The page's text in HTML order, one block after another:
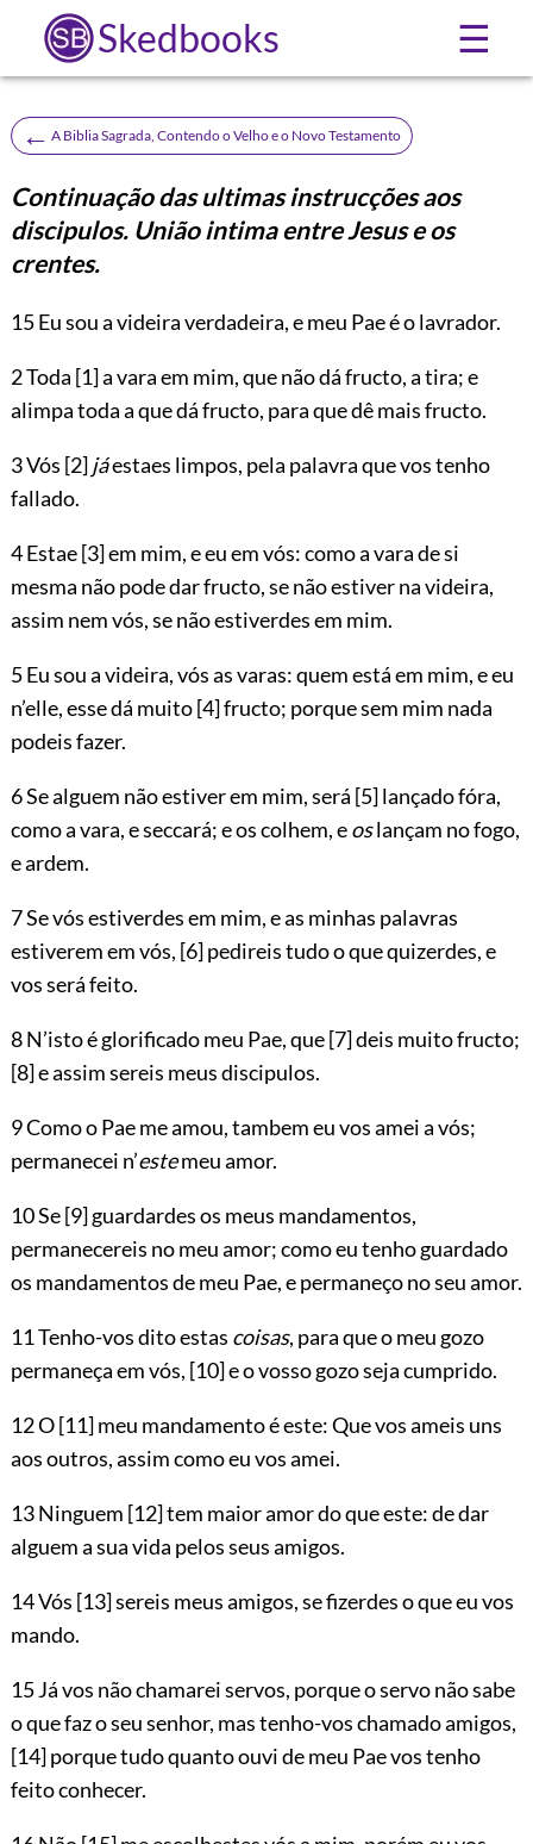
Skedbooks ☰
← A Biblia Sagrada, Contendo o Velho e o Novo Testamento
Continuação das ultimas instrucções aos
discipulos. União intima entre Jesus e os
crentes.
15Eu sou a videira verdadeira, e meu Pae é o lavrador.
2 Toda [1]a vara em mim, que não dá fructo, a tira; e
alimpa toda a que dá fructo, para que dê mais fructo.
3 Vós [2]jáestaes limpos, pela palavra que vos tenho
fallado.
4 Estae[3]em mim, e eu em vós: como a vara de si
mesma não pode dar fructo, se não estiver na videira,
assim nem vós, se não estiverdes em mim.
5 Eu sou a videira, vós as varas: quem está em mim, e eu
n’elle, esse dá muito[4]fructo; porque sem mim nada
podeis fazer.
6 Se alguem não estiver em mim, será [5]lançado fóra,
como a vara, e seccará; e os colhem, eoslançam no fogo,
e ardem.
7 Se vós estiverdes em mim, e as minhas palavras
estiverem em vós, [6]pedireis tudo o que quizerdes, e
vos será feito.
8 N’isto é glorificado meu Pae, que[7]deis muito fructo;
[8]e assim sereis meus discipulos.
9 Como o Pae me amou, tambem eu vos amei a vós;
permanecei n’estemeu amor.
10 Se[9]guardardes os meus mandamentos,
permanecereis no meu amor; como eu tenho guardado
os mandamentos de meu Pae, e permaneço no seu amor.
11 Tenho-vos dito estas coisas, para que o meu gozo
permaneça em vós, [10]e o vosso gozo seja cumprido.
12 O[11]meu mandamento é este: Que vos ameis uns
aos outros, assim como eu vos amei.
13 Ninguem [12]tem maior amor do que este: de dar
alguem a sua vida pelos seus amigos.
14 Vós [13]sereis meus amigos, se fizerdes o que eu vos
mando.
15 Já vos não chamarei servos, porque o servo não sabe
o que faz o seu senhor, mas tenho-vos chamado amigos,
[14]porque tudo quanto ouvi de meu Pae vos tenho
feito conhecer.